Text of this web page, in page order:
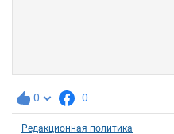
0 0
Редакционная политика